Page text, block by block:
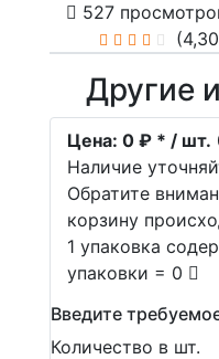
527
Другие
Цена: 0 ₽ * / шт.
Наличие
Обратите
корзину
1 упаковка
упаковки = 0
Введите
Количество в шт.